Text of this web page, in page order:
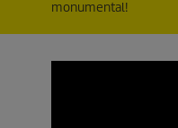
monumental!